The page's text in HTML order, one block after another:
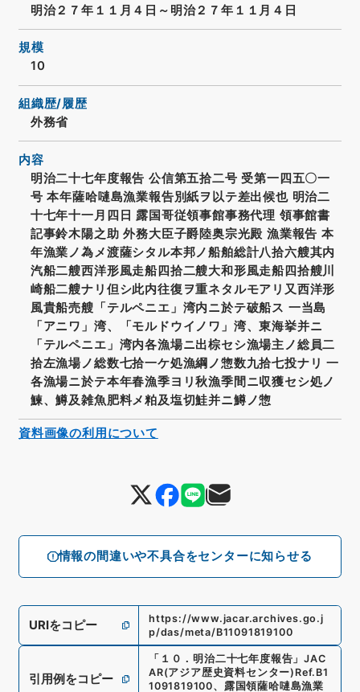
情報の間違いや不具合をセンターに知らせる
明治２７年１１月４日～明治２７年１１月４日
規模
10
組織歴/履歴
外務省
内容
明治二十七年度報告 公信第五拾二号 受第一四五〇一
号 本年薩哈嗹島漁業報告別紙ヲ以テ差出候也 明治二
十七年十一月四日 露国哥従領事館事務代理 領事館書
記事鈴木陽之助 外務大臣子爵陸奥宗光殿 漁業報告 本
年漁業ノ為メ渡薩シタル本邦ノ船舶総計八拾六艘其内
汽船二艘西洋形風走船四拾二艘大和形風走船四拾艘川
崎船二艘ナリ但シ此内往復ヲ重ネタルモアリ又西洋形
風貴船売艘「テルペニエ」湾内ニ於テ破船ス 一当島
「アニワ」湾、「モルドウイノワ」湾、東海挙并ニ
「テルペニエ」湾内各漁場ニ出棕セシ漁場主ノ総員二
拾左漁場ノ総数七拾一ケ処漁綱ノ惣数九拾七投ナリ 一
各漁場ニ於テ本年春漁季ヨリ秋漁季間ニ収獲セシ処ノ
鰊、鱒及雑魚肥料メ粕及塩切鮭并ニ鱒ノ惣
URIをコピー
https://www.jacar.archives.go.j
p/das/meta/B11091819100
引用例をコピー
「 １０．明治二十七年度報告 」JAC
AR(アジア歴史資料センター) Ref. B1
1091819100、 露国領薩哈嗹島漁業
資料画像の利用について